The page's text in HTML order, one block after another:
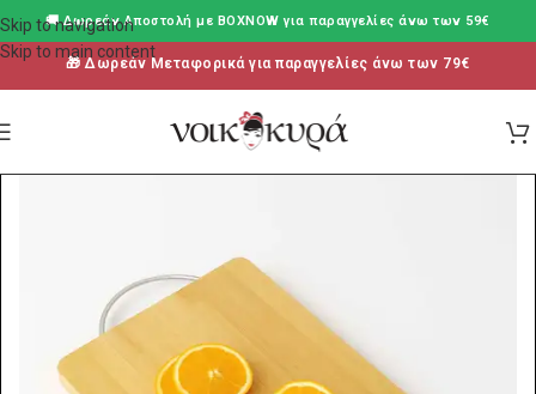
Skip to navigation
Skip to main content
🚚 Δωρεάν Aποστολή με BOXNOW για παραγγελίες άνω των 59€
🎁 Δωρεάν Μεταφορικά για παραγγελίες άνω των 79€